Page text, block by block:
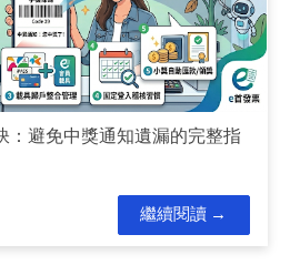
：避免中獎通知遺漏的完整指
繼續閱讀